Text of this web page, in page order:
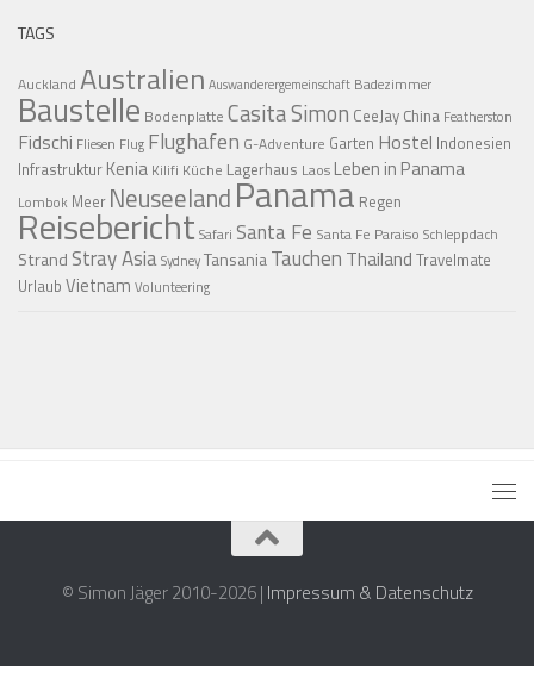
TAGS
Auckland Australien Auswanderergemeinschaft Badezimmer
Baustelle Bodenplatte Casita Simon CeeJay China Featherston
Fidschi Fliesen Flug Flughafen G-Adventure Garten Hostel Indonesien
Infrastruktur Kenia Kilifi Küche Lagerhaus Laos Leben in Panama
Lombok Meer NeuseelandPanama Regen
Reisebericht Safari Santa Fe Santa Fe Paraiso Schleppdach
Strand Stray AsiaSydneyTansaniaTauchen Thailand Travelmate
Urlaub Vietnam Volunteering
© Simon Jäger 2010-2026 | Impressum & Datenschutz